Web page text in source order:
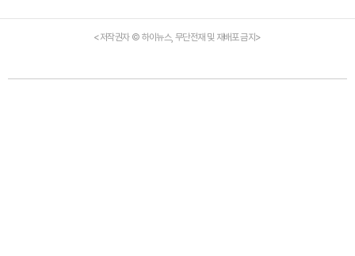
<저작권자 © 하이뉴스, 무단전재 및 재배포 금지>